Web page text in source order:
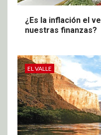
¿Es la inflación el
nuestras finanzas?
EL VALLE